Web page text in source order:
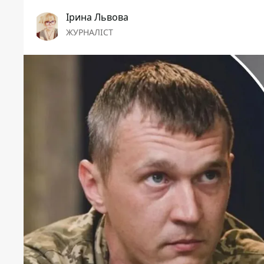
Ірина Львова
ЖУРНАЛІСТ